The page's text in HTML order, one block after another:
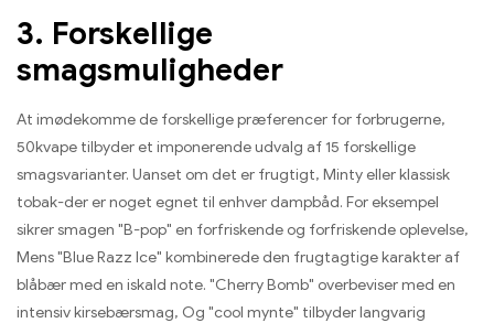
3. Forskellige
smagsmuligheder
At imødekomme de forskellige præferencer for forbrugerne,
50kvape tilbyder et imponerende udvalg af 15 forskellige
smagsvarianter. Uanset om det er frugtigt, Minty eller klassisk
tobak-der er noget egnet til enhver dampbåd. For eksempel
sikrer smagen "B-pop" en forfriskende og forfriskende oplevelse,
Mens "Blue Razz Ice" kombinerede den frugtagtige karakter af
blåbær med en iskald note. "Cherry Bomb" overbeviser med en
intensiv kirsebærsmag, Og "cool mynte" tilbyder langvarig